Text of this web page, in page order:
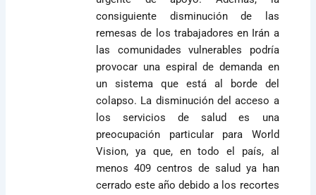
consiguiente disminución de las
remesas de los trabajadores en Irán a
las comunidades vulnerables podría
provocar una espiral de demanda en
un sistema que está al borde del
colapso. La disminución del acceso a
los servicios de salud es una
preocupación particular para World
Vision, ya que, en todo el país, al
menos 409 centros de salud ya han
cerrado este año debido a los recortes